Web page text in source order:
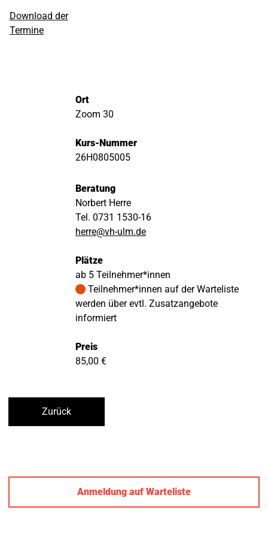
Download der
Termine
Ort
Zoom 30
Kurs-Nummer
26H0805005
Beratung
Norbert Herre
Tel. 0731 1530-16
herre@vh-ulm.de
Plätze
ab 5 Teilnehmer*innen
Teilnehmer*innen auf der Warteliste
werden über evtl. Zusatzangebote
informiert
Preis
85,00 €
Zurück
Anmeldung auf Warteliste